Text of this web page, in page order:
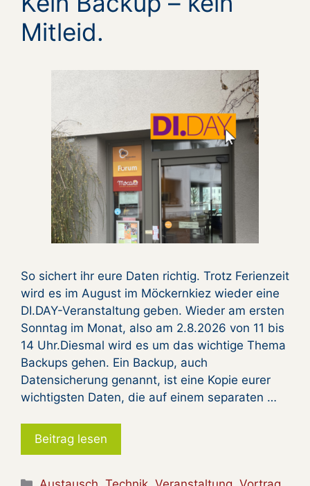
Mitleid.
So sichert ihr eure Daten richtig. Trotz Ferienzeit
wird es im August im Möckernkiez wieder eine
DI.DAY-Veranstaltung geben. Wieder am ersten
Sonntag im Monat, also am 2.8.2026 von 11 bis
14 Uhr.Diesmal wird es um das wichtige Thema
Backups gehen. Ein Backup, auch
Datensicherung genannt, ist eine Kopie eurer
wichtigsten Daten, die auf einem separaten …
Beitrag lesen
Kategorien